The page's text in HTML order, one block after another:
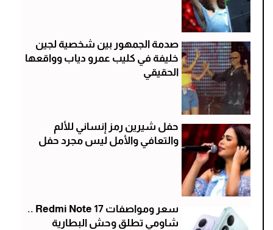
صدمة الجمهور بين شخصية لجين
خليفة في كليب عمرو دياب وواقعها
الحقيقي
حفل شيرين رمز إنساني للألم
والتعافي والأمل ليس مجرد حفل
سعر ومواصفات Redmi Note 17 ..
شاومي تطلق وحش البطارية